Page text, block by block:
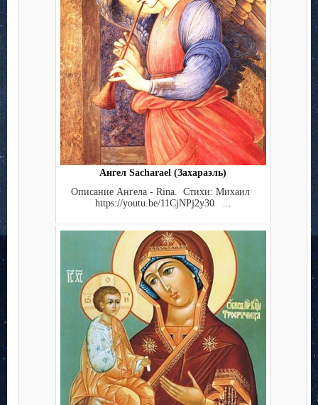
Ангел Sacharael (Захараэль)
Описание Ангела - Rina. Стихи: Михаил
https://youtu.be/11CjNPj2y30 ...